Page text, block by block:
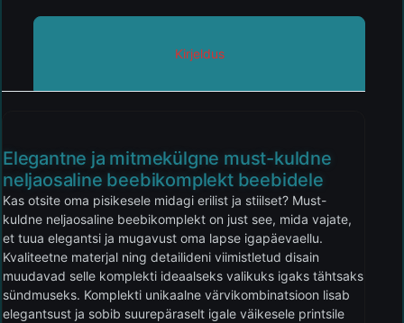
Kirjeldus
Elegantne ja mitmekülgne must-kuldne
neljaosaline beebikomplekt beebidele
Kas otsite oma pisikesele midagi erilist ja stiilset? Must-
kuldne neljaosaline beebikomplekt on just see, mida vajate,
et tuua elegantsi ja mugavust oma lapse igapäevaellu.
Kvaliteetne materjal ning detailideni viimistletud disain
muudavad selle komplekti ideaalseks valikuks igaks tähtsaks
sündmuseks. Komplekti unikaalne värvikombinatsioon lisab
elegantsust ja sobib suurepäraselt igale väikesele printsile